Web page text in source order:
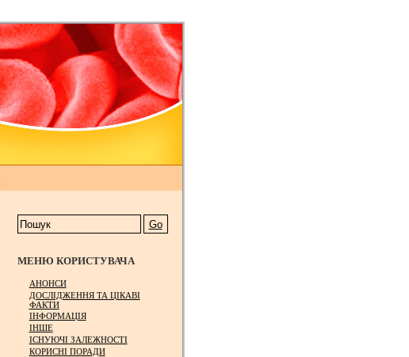
МЕНЮ КОРИСТУВАЧА
АНОНСИ
ДОСЛІДЖЕННЯ ТА ЦІКАВІ
ФАКТИ
ІНФОРМАЦІЯ
ІНШЕ
ІСНУЮЧІ ЗАЛЕЖНОСТІ
КОРИСНІ ПОРАДИ